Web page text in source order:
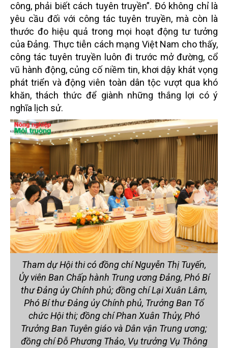
công, phải biết cách tuyên truyền”. Đó không chỉ là
yêu cầu đối với công tác tuyên truyền, mà còn là
thước đo hiệu quả trong mọi hoạt động tư tưởng
của Đảng. Thực tiễn cách mạng Việt Nam cho thấy,
công tác tuyên truyền luôn đi trước mở đường, cổ
vũ hành động, củng cố niềm tin, khơi dậy khát vọng
phát triển và động viên toàn dân tộc vượt qua khó
khăn, thách thức để giành những thắng lợi có ý
nghĩa lịch sử.
Tham dự Hội thi có đồng chí Nguyễn Thị Tuyến,
Ủy viên Ban Chấp hành Trung ương Đảng, Phó Bí
thư Đảng ủy Chính phủ; đồng chí Lại Xuân Lâm,
Phó Bí thư Đảng ủy Chính phủ, Trưởng Ban Tổ
chức Hội thi; đồng chí Phan Xuân Thủy, Phó
Trưởng Ban Tuyên giáo và Dân vận Trung ương;
đồng chí Đỗ Phương Thảo, Vụ trưởng Vụ Thông